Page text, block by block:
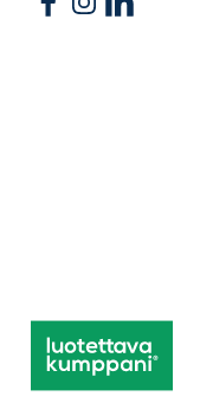
Follow us on
Follow us on
Follow